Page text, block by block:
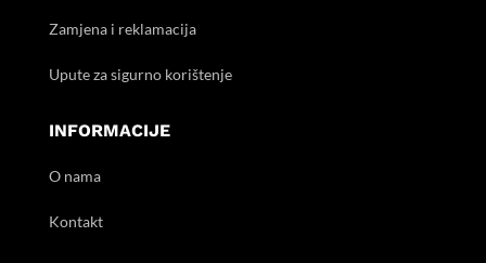
Zamjena i reklamacija
Upute za sigurno korištenje
INFORMACIJE
O nama
Kontakt